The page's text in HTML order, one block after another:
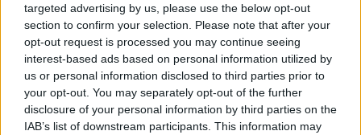
targeted advertising by us, please use the below opt-out
section to confirm your selection. Please note that after your
opt-out request is processed you may continue seeing
interest-based ads based on personal information utilized by
us or personal information disclosed to third parties prior to
your opt-out. You may separately opt-out of the further
disclosure of your personal information by third parties on the
IAB’s list of downstream participants. This information may
A színésznőhöz a férje, James Righton is
csatlakozott, aki egy fekete nadrágban, fekete
zakóban és fehér pólóban pózolt a felesége mellett.
A pár még 2011-ben kezdett randevúzni, 2013-ban
összeházasodtak, azóta pedig két gyermekük - a 8
éves Edie és a 4 Deliah - is született.